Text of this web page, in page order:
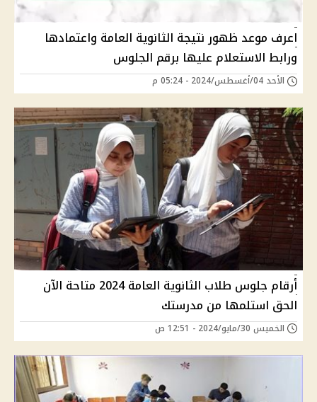
اعرف موعد ظهور نتيجة الثانوية العامة واعتمادها
ورابط الاستعلام عليها برقم الجلوس
الأحد 04/أغسطس/2024 - 05:24 م
أرقام جلوس طلاب الثانوية العامة 2024 متاحة الآن
الحق استلمها من مدرستك
الخميس 30/مايو/2024 - 12:51 ص